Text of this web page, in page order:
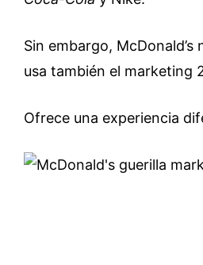
Sin embargo, McDonald’s
usa también el marketing
Ofrece una experiencia